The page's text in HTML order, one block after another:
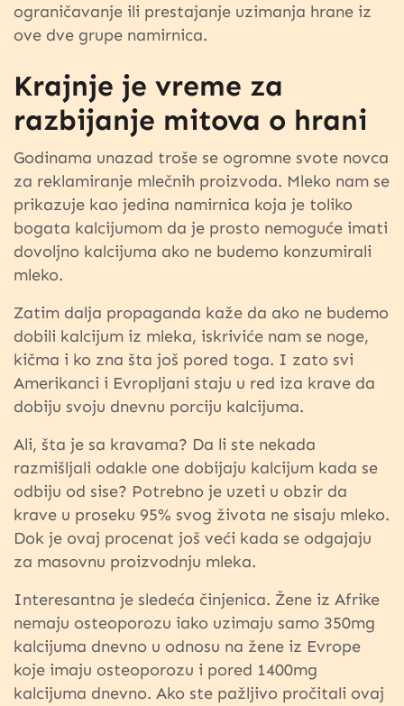
ograničavanje ili prestajanje uzimanja hrane iz
ove dve grupe namirnica.
Krajnje je vreme za
razbijanje mitova o hrani
Godinama unazad troše se ogromne svote novca
za reklamiranje mlečnih proizvoda. Mleko nam se
prikazuje kao jedina namirnica koja je toliko
bogata kalcijumom da je prosto nemoguće imati
dovoljno kalcijuma ako ne budemo konzumirali
mleko.
Zatim dalja propaganda kaže da ako ne budemo
dobili kalcijum iz mleka, iskriviće nam se noge,
kičma i ko zna šta još pored toga. I zato svi
Amerikanci i Evropljani staju u red iza krave da
dobiju svoju dnevnu porciju kalcijuma.
Ali, šta je sa kravama? Da li ste nekada
razmišljali odakle one dobijaju kalcijum kada se
odbiju od sise? Potrebno je uzeti u obzir da
krave u proseku 95% svog života ne sisaju mleko.
Dok je ovaj procenat još veći kada se odgajaju
za masovnu proizvodnju mleka.
Interesantna je sledeća činjenica. Žene iz Afrike
nemaju osteoporozu iako uzimaju samo 350mg
kalcijuma dnevno u odnosu na žene iz Evrope
koje imaju osteoporozu i pored 1400mg
kalcijuma dnevno. Ako ste pažljivo pročitali ovaj